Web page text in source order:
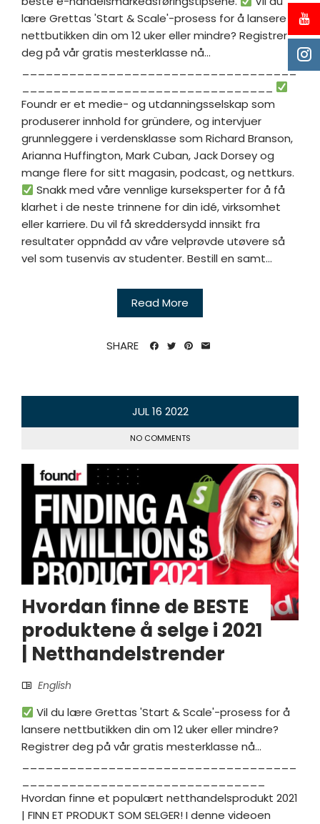
lære Grettas 'Start & Scale'-prosess for å lansere
nettbutikken din om 12 uker eller mindre? Registrer
deg på vår gratis mesterklasse nå...
___________________________________
Foundr er et medie- og utdanningsselskap som
produserer innhold for gründere, og intervjuer
grunnleggere i verdensklasse som Richard Branson,
Arianna Huffington, Mark Cuban, Jack Dorsey og
mange flere for sitt magasin, podcast, og nettkurs.
Snakk med våre vennlige kurseksperter for å få
klarhet i de neste trinnene for din idé, virksomhet
eller karriere. Du vil få skreddersydd innsikt fra
resultater oppnådd av våre velprøvde utøvere så
vel som tusenvis av studenter. Bestill en samt...
Read More
SHARE
JUL 16 2022
NO COMMENTS
Hvordan finne de BESTE
produktene å selge i 2021
| Netthandelstrender
English
Vil du lære Grettas 'Start & Scale'-prosess for å
lansere nettbutikken din om 12 uker eller mindre?
Registrer deg på vår gratis mesterklasse nå...
Hvordan finne et populært netthandelsprodukt 2021
| FINN ET PRODUKT SOM SELGER! I denne videoen